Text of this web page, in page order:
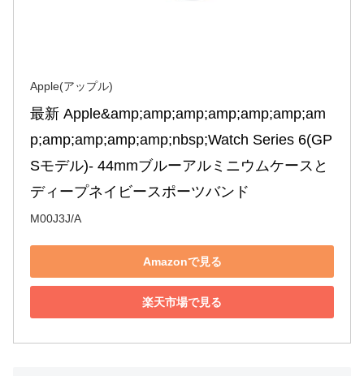
Apple(アップル)
最新 Apple&amp;amp;amp;amp;amp;amp;am
p;amp;amp;amp;amp;nbsp;Watch Series 6(GP
Sモデル)- 44mmブルーアルミニウムケースと
ディープネイビースポーツバンド
M00J3J/A
Amazonで見る
楽天市場で見る